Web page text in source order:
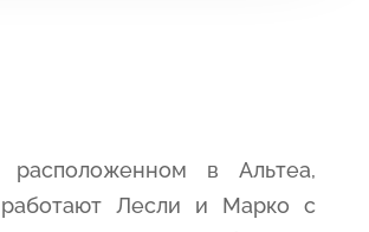
в Альтеа,
Лесли и Марко с